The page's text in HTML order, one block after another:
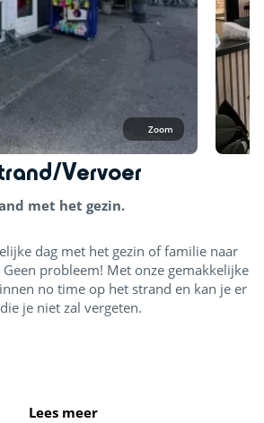
Zoom
Vervoer
met het gezin.
dag met het gezin of familie naar
probleem! Met onze gemakkelijke
no time op het strand en kan je er
je niet zal vergeten.
Lees meer